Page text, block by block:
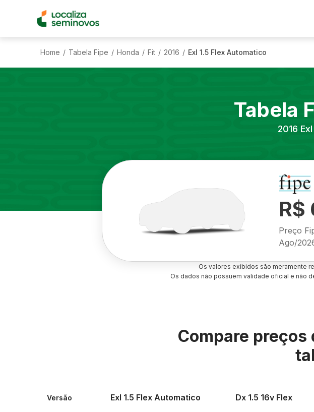
Home / Tabela Fipe / Honda / Fit / 2016 / Exl 1.5 Flex Automatico
Tabela
2016
R$
Preço
Ago/
Os valores exibidos são meramente
Os dados não possuem validade oficial e não
Compare
Versão Exl 1.5 Flex Automatico Dx 1.5 16v Flex